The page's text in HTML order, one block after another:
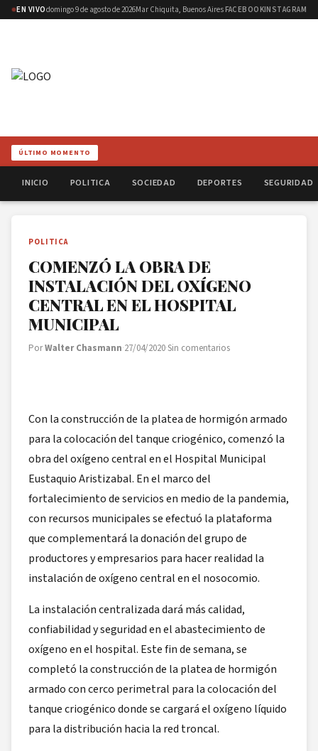
EN VIVOdomingo 9 de agosto de 2026Mar Chiquita, Buenos AiresFACEBOOKINSTAGRAM
ÚLTIMO MOMENTO
INICIO POLITICA SOCIEDAD DEPORTES SEGURIDAD
POLITICA
COMENZÓ LA OBRA DE
INSTALACIÓN DEL OXÍGENO
CENTRAL EN EL HOSPITAL
MUNICIPAL
PorWalter Chasmann·27/04/2020·Sin comentarios
Con la construcción de la platea de hormigón armado
para la colocación del tanque criogénico, comenzó la
obra del oxígeno central en el Hospital Municipal
Eustaquio Aristizabal. En el marco del
fortalecimiento de servicios en medio de la pandemia,
con recursos municipales se efectuó la plataforma
que complementará la donación del grupo de
productores y empresarios para hacer realidad la
instalación de oxígeno central en el nosocomio.
La instalación centralizada dará más calidad,
confiabilidad y seguridad en el abastecimiento de
oxígeno en el hospital. Este fin de semana, se
completó la construcción de la platea de hormigón
armado con cerco perimetral para la colocación del
tanque criogénico donde se cargará el oxígeno líquido
para la distribución hacia la red troncal.